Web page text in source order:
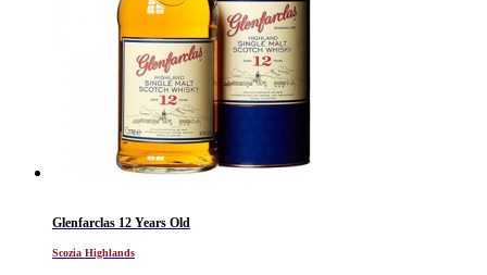
Glenfarclas 12 Years Old
Scozia Highlands